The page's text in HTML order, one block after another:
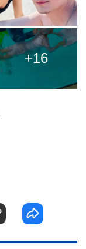
+16